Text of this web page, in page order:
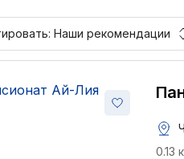
Наши рекомендации
0.13